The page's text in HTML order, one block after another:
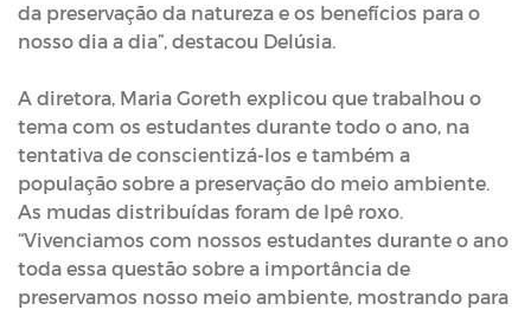
da preservação da natureza e os benefícios para o
nosso dia a dia”, destacou Delúsia.
A diretora, Maria Goreth explicou que trabalhou o
tema com os estudantes durante todo o ano, na
tentativa de conscientizá-los e também a
população sobre a preservação do meio ambiente.
As mudas distribuídas foram de Ipê roxo.
“Vivenciamos com nossos estudantes durante o ano
toda essa questão sobre a importância de
preservamos nosso meio ambiente, mostrando para